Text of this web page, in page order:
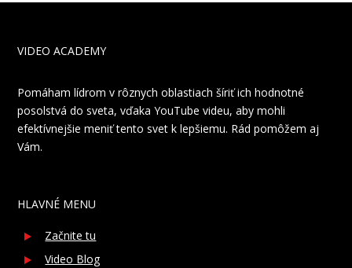
VIDEO ACADEMY
Pomáham lídrom v rôznych oblastiach šíriť ich hodnotné
posolstvá do sveta, vďaka YouTube videu, aby mohli
efektívnejšie meniť tento svet k lepšiemu. Rád pomôžem aj
Vám.
HLAVNÉ MENU
Začnite tu
Video Blog